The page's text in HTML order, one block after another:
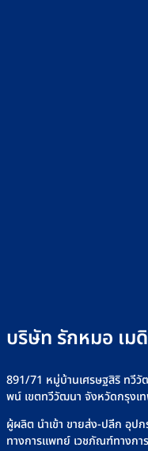
บริษัท รักหมอ เม
891/71 หมู่บ้านเศรษฐสิริ ทวี
พน์ เขตทวีวัฒนา จังหวัดกรุงเ
ผู้ผลิต นำเข้า ขายส่ง-ปลีก อุ
ทางการแพทย์ เวชภัณฑ์ทางก